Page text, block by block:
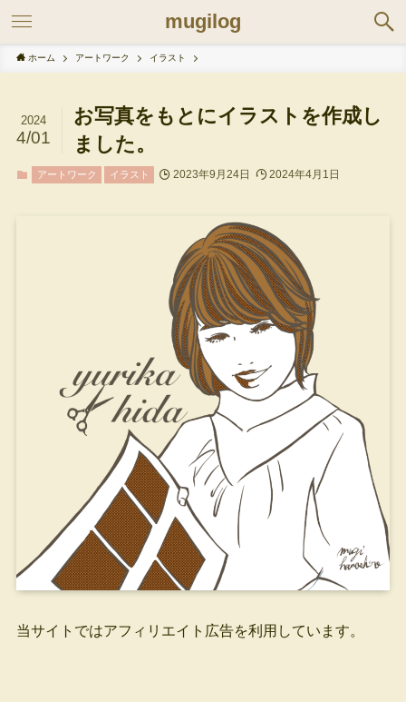
mugilog
ホーム アートワーク イラスト
お写真をもとにイラストを作成し
ました。
2024
4/01
アートワーク イラスト 2023年9月24日 2024年4月1日
当サイトではアフィリエイト広告を利用しています。